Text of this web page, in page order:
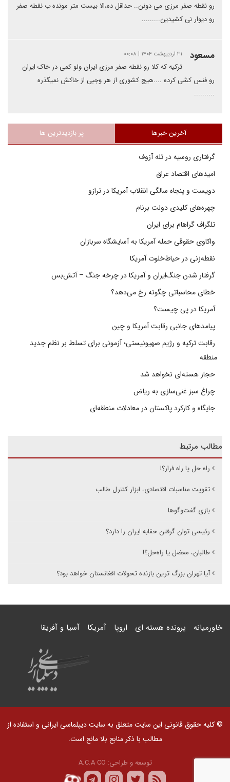
رو نقطه صفر مرزی می دونن.. حداقل ده،الا بیست متر مونده ب نقطه صفر
رو دیوار نی کشیدین.........
مسعود ۳۱ اردیبهشت ۱۴۰۴ | ۰۰:۰۸
ترکیه که کلا رو نقطه صفر مرزی ایران ولو کمی در خاک ایران
رو فنس کشی کرده ....هیچ کشوری از هر وجبی از خاکش نمیگذره
..........
آخرین خبرها پر بازدیدترین ها
گرفتاری روسیه در تله آزوف
امیدهای اقتصاد عراق
دویست و پنجاه سالگی انقلاب آمریکا در ترازو
چهره‌های کلیدی دولت برنام
تلگراف گراهام برای ایران
واکاوی حقوقی حمله آمریکا به آسایشگاه سربازان
نقطه‌زنی در حیاط‌خلوت آمریکا
گرفتار شدن جنگ‌ایران و آمریکا در چرخه جنگ – آتش‌بس
خطای محاسباتی چگونه رخ می‌دهد؟
آمریکا در پی چیست؟
پیامدهای جانبی رقابت آمریکا و چین
رقابت ترکیه و رژیم صهیونیستی؛ آزمونی برای تسلط بر نظم جدید
منطقه
حجاز هسته‌ای نخواهد شد
چراغ سبز غنی‌سازی به ریاض
جایگاه و کارکرد پاکستان در معادلات منطقه‌ای
مطالب مرتبط
راه حل یا راه فرار؟!
تقویت مناسبات اقتصادی، ابزار کنترل طالب
بازی گفت‌وگوها
رئیسی توان گرفتن حقابه ایران را دارد؟
طالبان، معضل یا راه‌حل؟!
آیا تهران بزرگ ترین بازنده تحولات افغانستان خواهد بود؟
خاورمیانه پرونده هسته ای اروپا آمریکا آسیا و آفریقا
© کلیه حقوق قانونی این سایت متعلق به سایت دیپلماسی ایرانی و استفاده از
مطالب با ذکر منابع بلا مانع است.
توسعه و طراحی: A.C.A CO